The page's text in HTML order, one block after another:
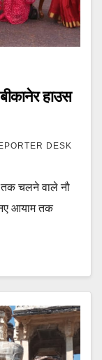
हाउस
DESK
तक चलने वाले नौ
आयाम तक